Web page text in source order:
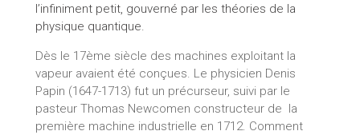
l’infiniment petit, gouverné par les théories de la
physique quantique.
Dès le 17ème siècle des machines exploitant la
vapeur avaient été conçues. Le physicien Denis
Papin (1647-1713) fut un précurseur, suivi par le
pasteur Thomas Newcomen constructeur de la
première machine industrielle en 1712. Comment